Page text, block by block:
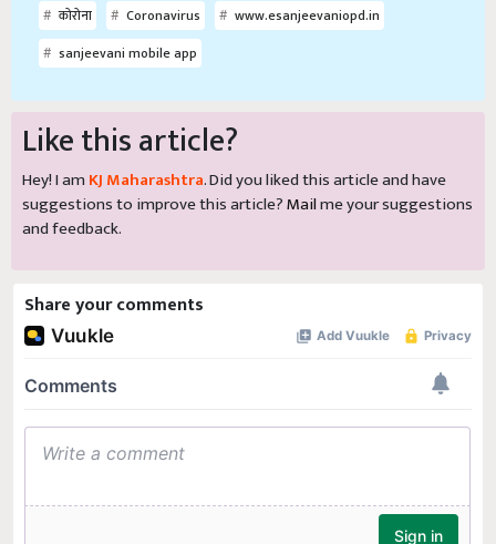
कोरोना
Coronavirus
www.esanjeevaniopd.in
sanjeevani mobile app
Like this article?
Hey! I am KJ Maharashtra. Did you liked this article and have
suggestions to improve this article?Mailme your suggestions
and feedback.
Share your comments